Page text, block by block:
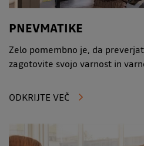
PNEVMATIKE
Zelo pomembno je, da
zagotovite svojo varnost in
ODKRIJTE VEČ